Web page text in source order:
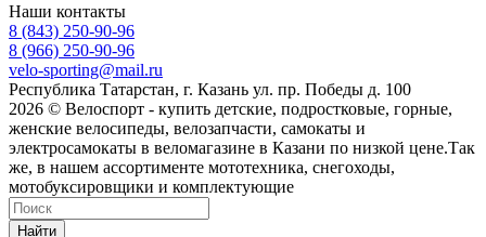
Наши контакты
8 (843) 250-90-96
8 (966) 250-90-96
velo-sporting@mail.ru
Республика Татарстан, г. Казань ул. пр. Победы д. 100
2026 © Велоспорт - купить детские, подростковые, горные,
женские велосипеды, велозапчасти, самокаты и
электросамокаты в веломагазине в Казани по низкой цене.Так
же, в нашем ассортименте мототехника, снегоходы,
мотобуксировщики и комплектующие
Найти